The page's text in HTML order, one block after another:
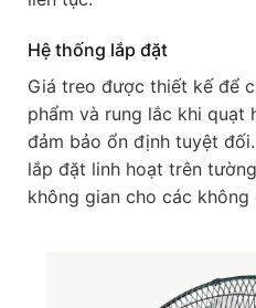
Hệ thống lắp đặt
Giá treo được thiết kế để
phẩm và rung lắc khi
đảm bảo ổn định tuyệt
lắp đặt linh hoạt trên
không gian cho các không